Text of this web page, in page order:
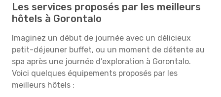
Les services proposés par les meilleurs
hôtels à Gorontalo
Imaginez un début de journée avec un délicieux
petit-déjeuner buffet, ou un moment de détente au
spa après une journée d’exploration à Gorontalo.
Voici quelques équipements proposés par les
meilleurs hôtels :